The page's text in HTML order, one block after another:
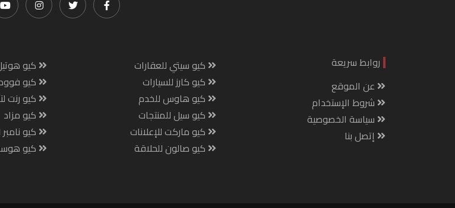
روابط سريعة
عن الموقع
شروط الإستخدام
سياسة الخصوصية
إتصل بنا
كيو سيتي للعقارات
كيو كارز للسيارات
كيو هاوس للخدم
كيو سيل للمنتجات
كيو ماركت للإعلانات
كيو صالون للحلاقة
كيو
كيو
كيو رنت
كيو مزاد
كيو
كيو